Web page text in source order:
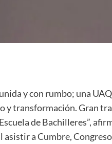
y con rumbo; una
y transformación. Gran
de Bachilleres”,
a Cumbre,